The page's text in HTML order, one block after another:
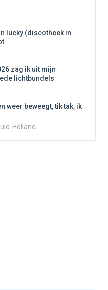
lucky (discotheek in
zag ik uit mijn
lichtbundels
weer beweegt, tik tak, ik
Holland